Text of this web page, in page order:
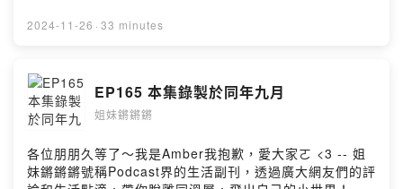
ㄤ的大家🤪 Megan與Amber，相差10歲的忘年之交(?)，
Facebook| https://www.facebook.com/kiangsis
Instagram| https://www.instagram.com/kiang_sis --
Hosting provided by SoundOn
2024-11-26 · 33 minutes
EP165 本集錄製於同年九月
姐妹鏘鏘鏘
各位朋朋久等了～我是Amber我抱歉，愛大家ㄛ <3 -- 姐
妹鏘鏘鏘號稱Podcast界的生活副刊，透過廣大網友們的評